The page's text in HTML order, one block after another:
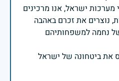
מערכות ישראל, אנו מרכינים
נוצרים את זכרם באהבה
נחמה למשפחותיהם
את ביטחונה של ישראל